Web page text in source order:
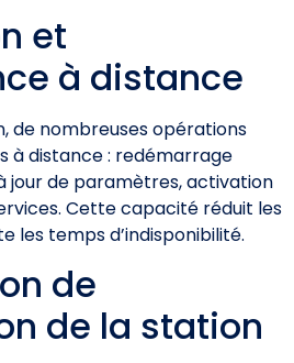
et
à distance
de nombreuses opérations
à distance : redémarrage
jour de paramètres, activation
Cette capacité réduit les
les temps d’indisponibilité.
de
de la station